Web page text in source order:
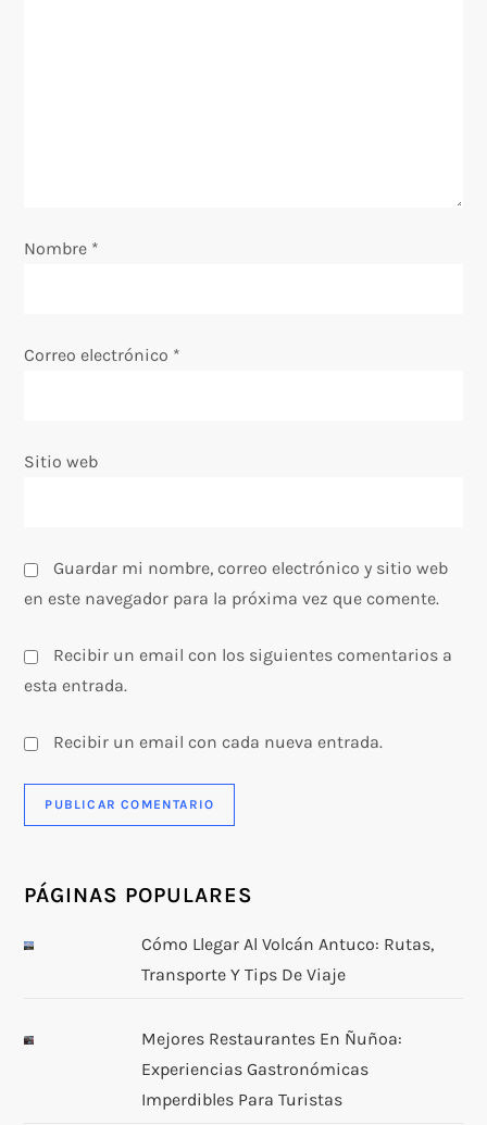
n
r
d
s
Nombre *
Correo electrónico *
Sitio web
Guardar mi nombre, correo electrónico y sitio web
en este navegador para la próxima vez que comente.
Recibir un email con los siguientes comentarios a
esta entrada.
Recibir un email con cada nueva entrada.
PÁGINAS POPULARES
Cómo Llegar Al Volcán Antuco: Rutas,
Transporte Y Tips De Viaje
Mejores Restaurantes En Ñuñoa:
Experiencias Gastronómicas
Imperdibles Para Turistas